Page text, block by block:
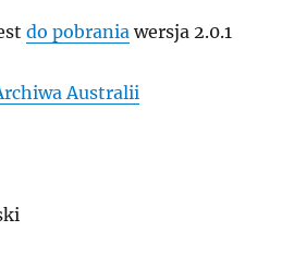
do pobrania wersja 2.0.1
Australii